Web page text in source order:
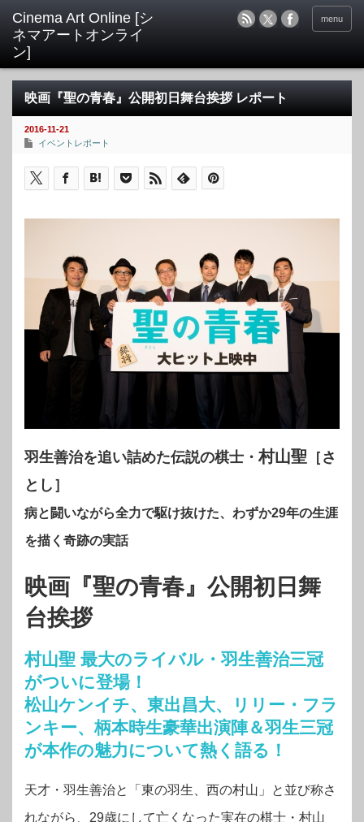
menu
映画『聖の青春』公開初日舞台挨拶 レポート
2016-11-21
イベントレポート
羽生善治を追い詰めた伝説の棋士・村山聖 ［さ
とし］
病と闘いながら全力で駆け抜けた、わずか29年の生涯
を描く奇跡の実話
映画『聖の青春』公開初日舞
台挨拶
村山聖 最大のライバル・羽生善治三冠
がついに登場！
松山ケンイチ、東出昌大、リリー・フラ
ンキー、柄本時生豪華出演陣＆羽生三冠
が本作の魅力について熱く語る！
天才・羽生善治と「東の羽生、西の村山」と並び称さ
れながら、29歳にして亡くなった実在の棋士・村山